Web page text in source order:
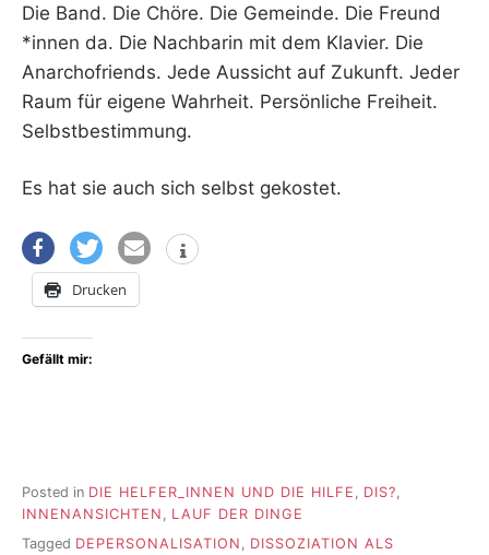
Die Band. Die Chöre. Die Gemeinde. Die Freund
*innen da. Die Nachbarin mit dem Klavier. Die
Anarchofriends. Jede Aussicht auf Zukunft. Jeder
Raum für eigene Wahrheit. Persönliche Freiheit.
Selbstbestimmung.
Es hat sie auch sich selbst gekostet.
Drucken
Gefällt mir:
Posted in DIE HELFER_INNEN UND DIE HILFE , DIS?,
INNENANSICHTEN , LAUF DER DINGE
Tagged DEPERSONALISATION
DISSOZIATION ALS